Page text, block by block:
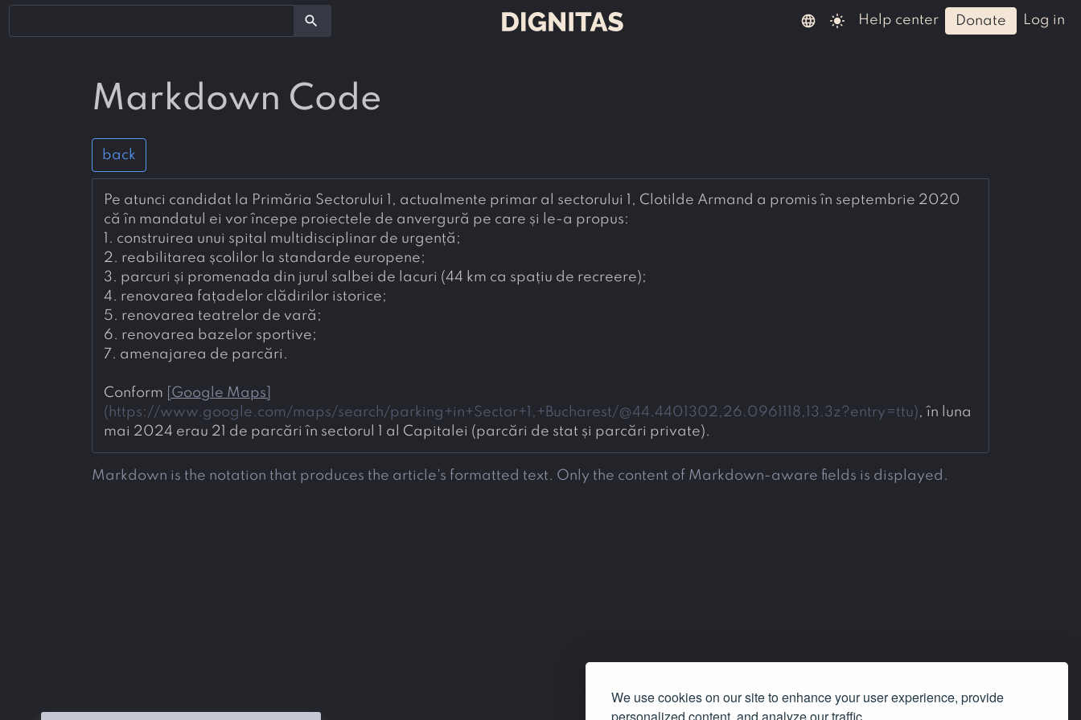
We use cookies on our site to enhance your user experience, provide
search language light_mode help center donate log in
Markdown Code
back
Pe atunci candidat la Primăria Sectorului 1, actualmente primar al sectorului 1, Clotilde Armand a promis în septembrie 2020
1. construirea unui spital multidisciplinar de urgență;
2. reabilitarea școlilor la standarde europene;
3. parcuri și promenada din jurul salbei de lacuri (44 km ca spațiu de recreere);
4. renovarea fațadelor clădirilor istorice;
5. renovarea teatrelor de vară;
6. renovarea bazelor sportive;
7. amenajarea de parcări.
Conform Google Maps
( https://www.google.com/maps/search/parking+in+Sector+1,+Bucharest/@44.4401302,26.0961118,13.3z?entry=ttu), în luna
mai 2024 erau 21 de parcări în sectorul 1 al Capitalei (parcări de stat și parcări private).
Markdown is the notation that produces the article's formatted text. Only the content of Markdown-aware fields is displayed.